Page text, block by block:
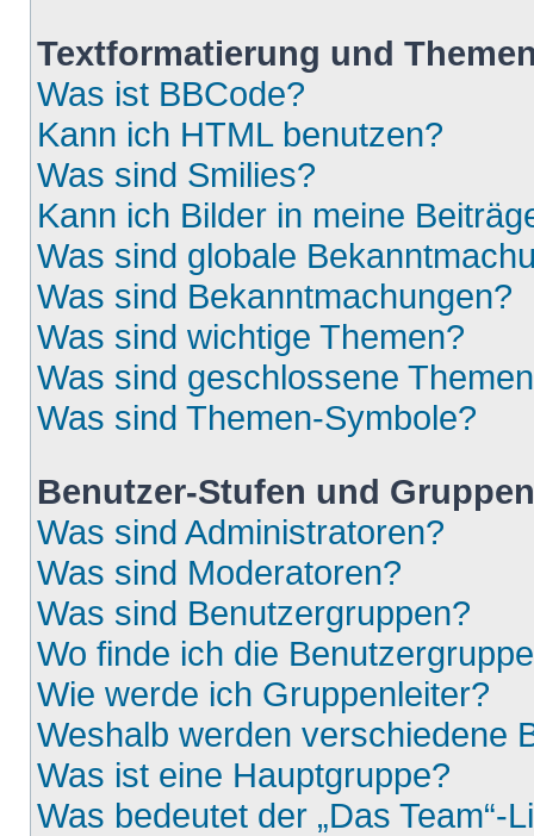
Textformatierung und
Was ist BBCode?
Kann ich HTML benutzen?
Was sind Smilies?
Kann ich Bilder in meine
Was sind globale
Was sind Bekanntmachungen?
Was sind wichtige Themen?
Was sind geschlossene
Was sind Themen-Symbole?
Benutzer-Stufen und Gruppen
Was sind Administratoren?
Was sind Moderatoren?
Was sind Benutzergruppen?
Wo finde ich die
Wie werde ich Gruppenleiter?
Weshalb werden verschiedene
Was ist eine Hauptgruppe?
Was bedeutet der „Das Team“-